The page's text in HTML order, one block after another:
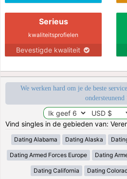
Serieus
kwaliteitsprofielen
Bevestigde kwaliteit
We werken hard om je de beste
ondersteunend
Vind singles in de gebieden van:
Dating Alabama Dating Alaska
Dating Armed Forces Europe Dating
Dating California Dating